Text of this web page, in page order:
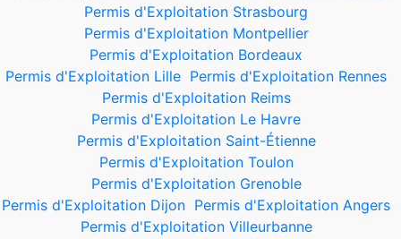
Permis d'Exploitation Strasbourg
Permis d'Exploitation Montpellier
Permis d'Exploitation Bordeaux
Permis d'Exploitation Lille Permis d'Exploitation Rennes
Permis d'Exploitation Reims
Permis d'Exploitation Le Havre
Permis d'Exploitation Saint-Étienne
Permis d'Exploitation Toulon
Permis d'Exploitation Grenoble
Permis d'Exploitation Dijon Permis d'Exploitation Angers
Permis d'Exploitation Villeurbanne